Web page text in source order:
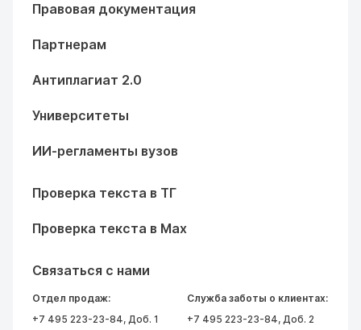
Правовая документация
Партнерам
Антиплагиат 2.0
Университеты
ИИ-регламенты вузов
Проверка текста в ТГ
Проверка текста в Max
Связаться с нами
Отдел продаж:
+7 495 223-23-84, Доб. 1
Служба заботы о клиентах:
+7 495 223-23-84, Доб. 2